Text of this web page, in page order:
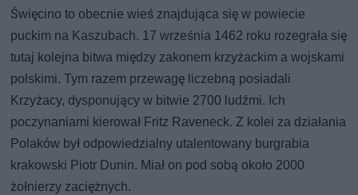
Święcino to obecnie wieś znajdująca się w powiecie
puckim na Kaszubach. 17 września 1462 roku rozegrała się
tutaj kolejna bitwa między zakonem krzyżackim a wojskami
polskimi. Tym razem przewagę liczebną posiadali
Krzyżacy, dysponujący w bitwie 2700 ludźmi. Ich
poczynaniami kierował Fritz Raveneck. Z kolei za działania
Polaków był odpowiedzialny utalentowany burgrabia
krakowski Piotr Dunin. Miał on pod sobą około 2000
żołnierzy zaciężnych.